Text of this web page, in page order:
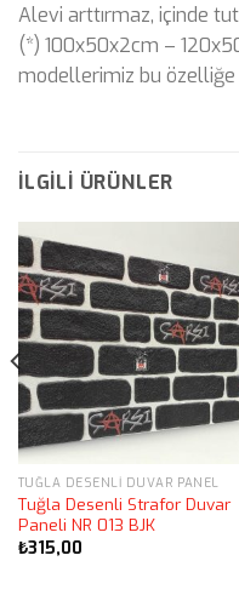
Alevi arttırmaz, içinde
(*) 100x50x2cm –
modellerimiz bu özelliğe
İLGILI ÜRÜNLER
TUĞLA DESENLI DUVAR PANEL
Tuğla Desenli Strafor Duvar
Paneli NR 013 BJK
₺315,00